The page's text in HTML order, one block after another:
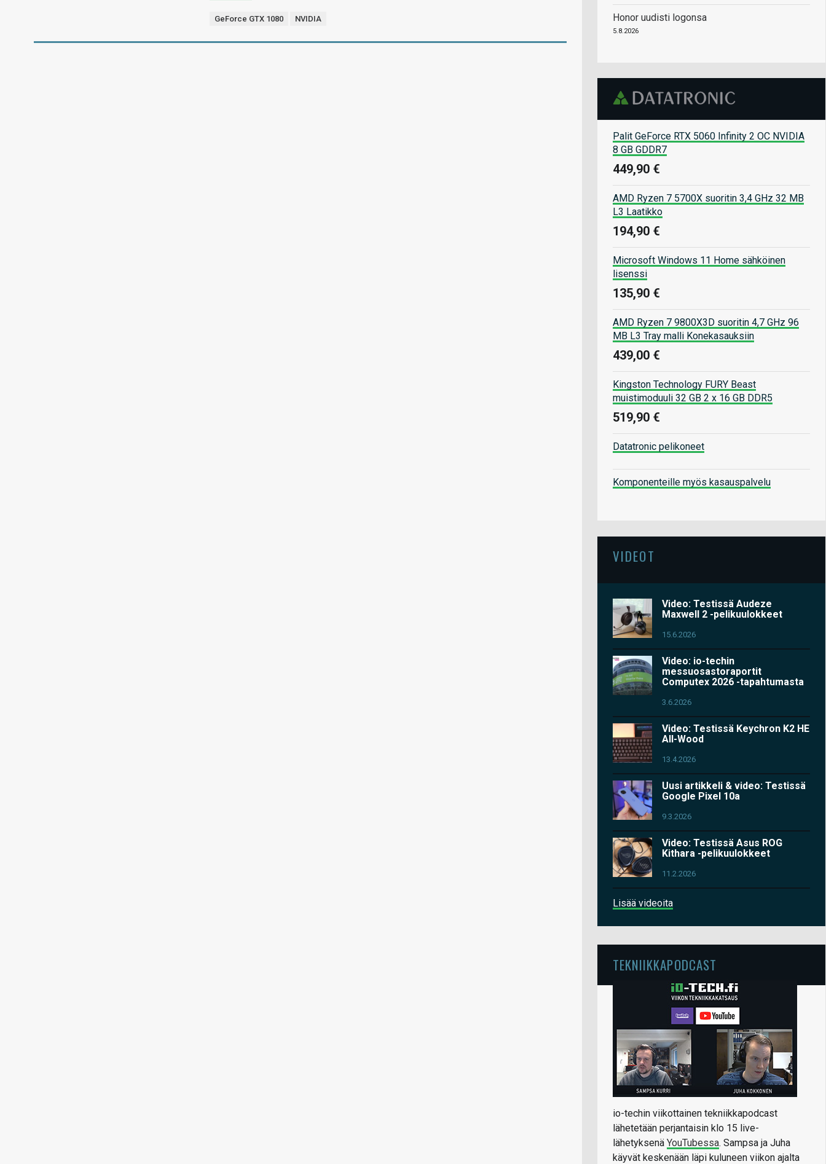
GeForce GTX 1080 NVIDIA Honor uudisti logonsa
5.8.2026
Palit GeForce RTX 5060 Infinity 2 OC NVIDIA
8 GB GDDR7
449,90 €
AMD Ryzen 7 5700X suoritin 3,4 GHz 32 MB
L3 Laatikko
194,90 €
Microsoft Windows 11 Home sähköinen
lisenssi
135,90 €
AMD Ryzen 7 9800X3D suoritin 4,7 GHz 96
MB L3 Tray malli Konekasauksiin
439,00 €
Kingston Technology FURY Beast
muistimoduuli 32 GB 2 x 16 GB DDR5
519,90 €
Datatronic pelikoneet
Komponenteille myös kasauspalvelu
VIDEOT
Video: Testissä Audeze
Maxwell 2 -pelikuulokkeet
15.6.2026
Video: io-techin
messuosastoraportit
Computex 2026 -tapahtumasta
3.6.2026
Video: Testissä Keychron K2 HE
All-Wood
13.4.2026
Uusi artikkeli & video: Testissä
Google Pixel 10a
9.3.2026
Video: Testissä Asus ROG
Kithara -pelikuulokkeet
11.2.2026
Lisää videoita
TEKNIIKKAPODCAST
io-techin viikottainen tekniikkapodcast
lähetetään perjantaisin klo 15 live-
lähetyksenä YouTubessa. Sampsa ja Juha
käyvät keskenään läpi kuluneen viikon ajalta